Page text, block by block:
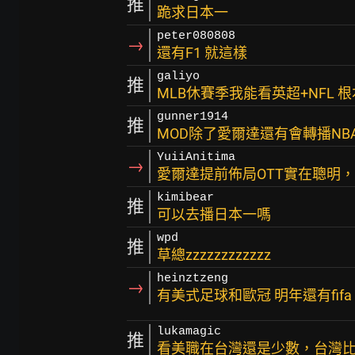
推 跪求日本一
→ peter080808
還有F1 就這樣
推 galiyo
MLB休賽季我能看英超+NFL
推 gunner1914
MOD除了愛爾達還有會轉播
→ YuiiAnitima
愛爾達提前佈局OTT實在聰明
推 kimibear
可以去播日本一嗎
推 wpd
草總zzzzzzzzzzzz
→ heinztzeng
有美式足球和歐冠 明年還有fifa
推 lukamagic
看美職在台灣還是少數，台灣